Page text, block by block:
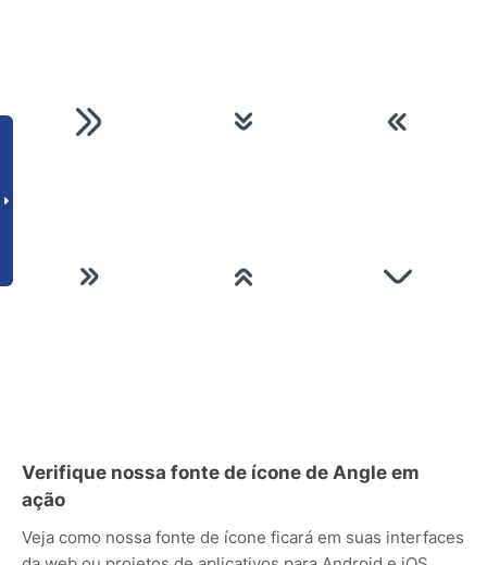
Verifique nossa fonte de ícone de Angle em
ação
Veja como nossa fonte de ícone ficará em suas interfaces